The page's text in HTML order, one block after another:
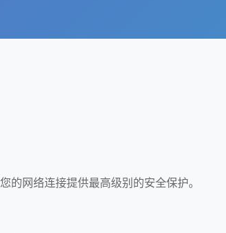
网络连接提供最高级别的安全保护。